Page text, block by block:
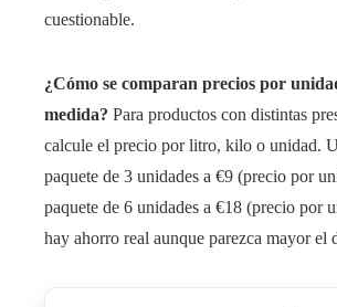
cuestionable.
¿Cómo se comparan precios por
medida? Para productos con distintas
calcule el precio por litro, kilo o unidad.
paquete de 3 unidades a €9 (precio por
paquete de 6 unidades a €18 (precio por
hay ahorro real aunque parezca mayor el